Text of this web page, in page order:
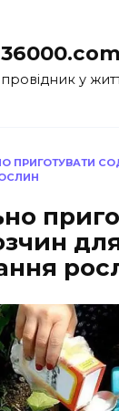
у
ПРИГОТУВАТИ